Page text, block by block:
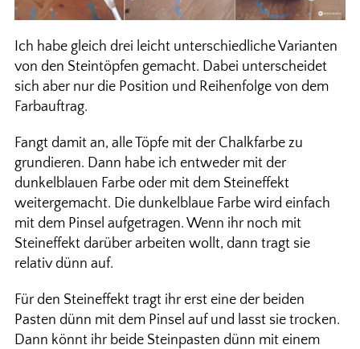
Ich habe gleich drei leicht unterschiedliche Varianten
von den Steintöpfen gemacht. Dabei unterscheidet
sich aber nur die Position und Reihenfolge von dem
Farbauftrag.
Fangt damit an, alle Töpfe mit der Chalkfarbe zu
grundieren. Dann habe ich entweder mit der
dunkelblauen Farbe oder mit dem Steineffekt
weitergemacht. Die dunkelblaue Farbe wird einfach
mit dem Pinsel aufgetragen. Wenn ihr noch mit
Steineffekt darüber arbeiten wollt, dann tragt sie
relativ dünn auf.
Für den Steineffekt tragt ihr erst eine der beiden
Pasten dünn mit dem Pinsel auf und lasst sie trocken.
Dann könnt ihr beide Steinpasten dünn mit einem